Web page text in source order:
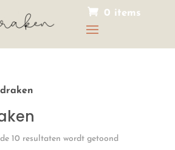
0 items
10 resultaten wordt getoond